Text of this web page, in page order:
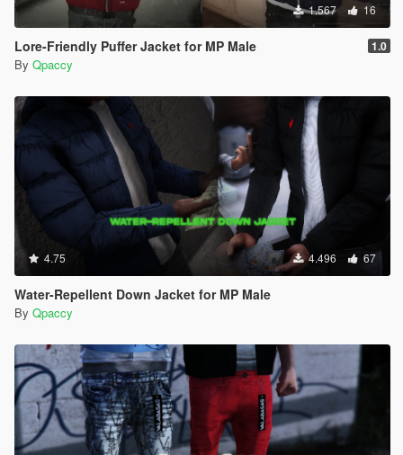
1.567 16
Lore-Friendly Puffer Jacket for MP Male 1.0
By Qpaccy
4.75 4.496 67
Water-Repellent Down Jacket for MP Male
By Qpaccy